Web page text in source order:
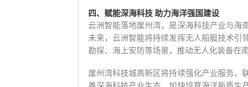
四、赋能深海科技 助力海洋强国建设
云洲智能落地崖州湾，是深海科技产业与海
未来，云洲智能将持续发挥无人船艇技术引
勘探、海上安防等场景，推动无人化装备在
崖州湾科技城高新区将持续强化产业服务，